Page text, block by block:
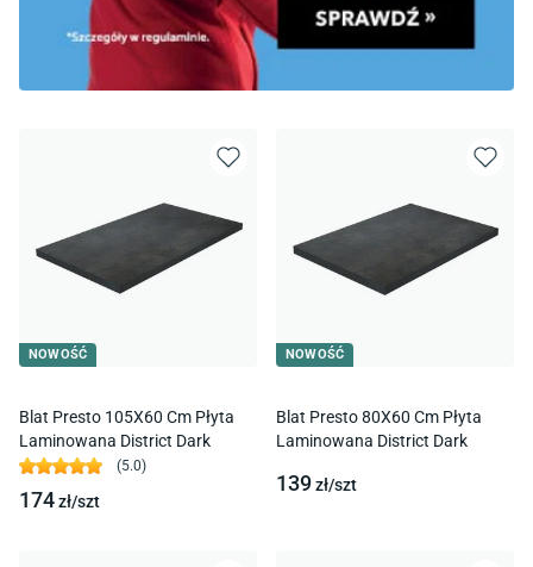
NOWOŚĆ
Blat Presto 105X60 Cm Płyta
Laminowana District Dark
(5.0)
174zł/szt
NOWOŚĆ
Blat Presto 80X60 Cm Płyta
Laminowana District Dark
139zł/szt